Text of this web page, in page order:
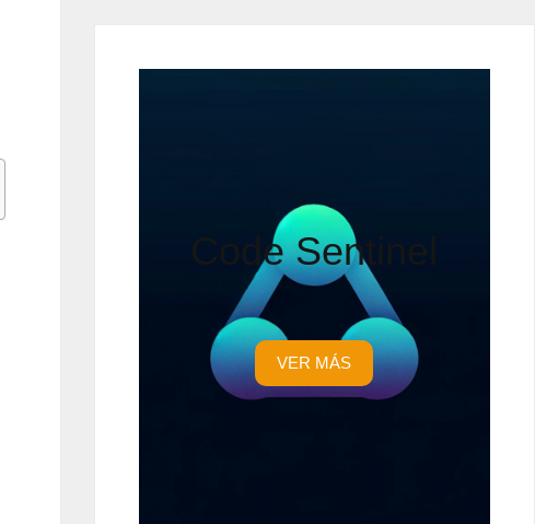
Code Sentinel
VER MÁS